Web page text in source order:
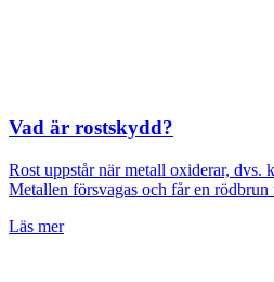
Vad är rostskydd?
Rost uppstår när metall oxiderar, dvs.
Metallen försvagas och får en
Läs mer